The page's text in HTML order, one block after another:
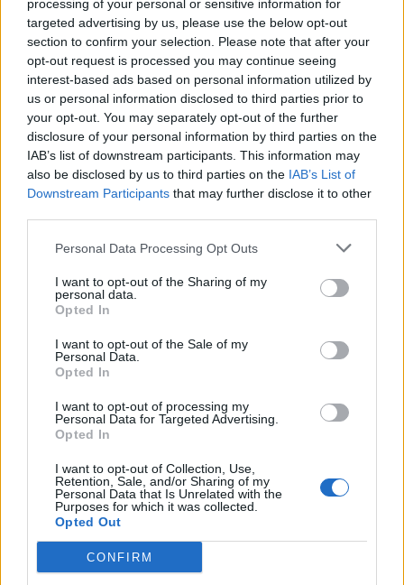
processing of your personal or sensitive information for
targeted advertising by us, please use the below opt-out
section to confirm your selection. Please note that after your
opt-out request is processed you may continue seeing
interest-based ads based on personal information utilized by
us or personal information disclosed to third parties prior to
your opt-out. You may separately opt-out of the further
disclosure of your personal information by third parties on the
IAB’s list of downstream participants. This information may
also be disclosed by us to third parties on the IAB’s List of
Downstream Participants that may further disclose it to other
Personal Data Processing Opt Outs
I want to opt-out of the Sharing of my
personal data.
Opted In
I want to opt-out of the Sale of my
Personal Data.
Opted In
I want to opt-out of processing my
Personal Data for Targeted Advertising.
Opted In
I want to opt-out of Collection, Use,
Retention, Sale, and/or Sharing of my
Personal Data that Is Unrelated with the
Purposes for which it was collected.
Opted Out
CONFIRM
Τα σχόλια για την
καταγωγή του και η
κρυφή επιθυμία να
αποκτήσει μια κόρη
Χρήστος Μάστορας:
To συγκινητικό αντίο
στην αγαπημένη του